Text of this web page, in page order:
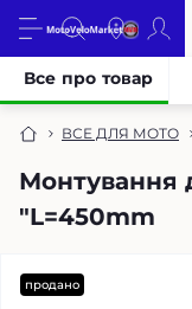
ВСЕ ДЛЯ МОТО
Монтування
"L=450mm
Все про товар
продано